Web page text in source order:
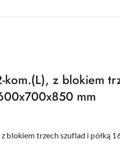
kom.(L), z blokiem
mm
z blokiem trzech szuflad i półką